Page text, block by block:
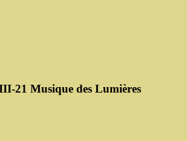
21 Musique des Lumières